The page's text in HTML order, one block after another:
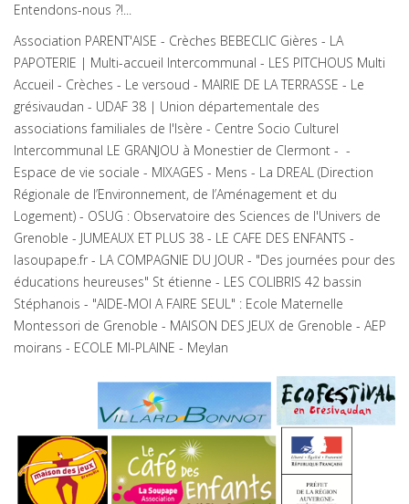
Entendons-nous ?!...
Association PARENT'AISE - Crèches BEBECLIC Gières - LA
PAPOTERIE | Multi-accueil Intercommunal - LES PITCHOUS Multi
Accueil - Crèches - Le versoud - MAIRIE DE LA TERRASSE - Le
grésivaudan - UDAF 38 | Union départementale des
associations familiales de l'Isère - Centre Socio Culturel
Intercommunal LE GRANJOU à Monestier de Clermont - -
Espace de vie sociale - MIXAGES - Mens - La DREAL (Direction
Régionale de l’Environnement, de l’Aménagement et du
Logement) - OSUG : Observatoire des Sciences de l'Univers de
Grenoble - JUMEAUX ET PLUS 38 - LE CAFE DES ENFANTS -
lasoupape.fr - LA COMPAGNIE DU JOUR - "Des journées pour des
éducations heureuses" St étienne - LES COLIBRIS 42 bassin
Stéphanois - "AIDE-MOI A FAIRE SEUL" : Ecole Maternelle
Montessori de Grenoble - MAISON DES JEUX de Grenoble - AEP
moirans - ECOLE MI-PLAINE - Meylan